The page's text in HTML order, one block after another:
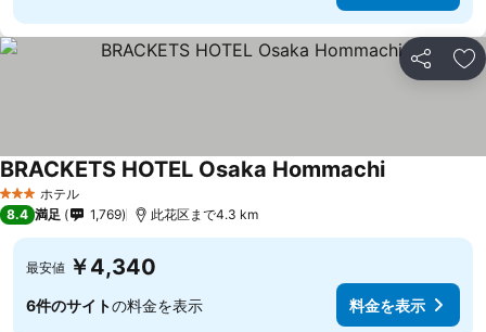
シェア お
3 ホテルのランク
ホテル
BRACKETS HOTEL Osaka Hommachi
8.4 満足 1,769 此花区まで4.3 km
最安値 ￥4,340
6件のサイトの料金を表示 料金を表示